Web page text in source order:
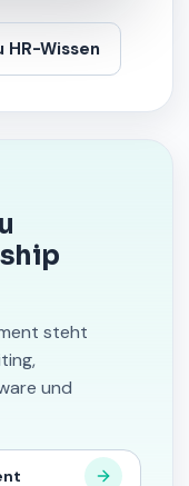
HR-Wissen
steht
und